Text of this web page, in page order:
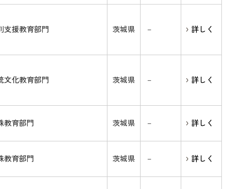
支援教育部門 茨城県 － 詳しく
文化教育部門 茨城県 － 詳しく
教育部門 茨城県 － 詳しく
教育部門 茨城県 － 詳しく